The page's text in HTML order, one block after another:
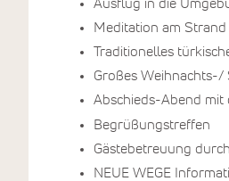
Ausflug in die
Meditation am Strand
Traditionelles
Großes Weihnachts-/
Abschieds-Abend mit
Begrüßungstreffen
Gästebetreuung
NEUE WEGE